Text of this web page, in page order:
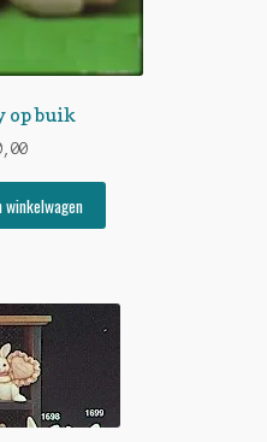
op buik
winkelwagen